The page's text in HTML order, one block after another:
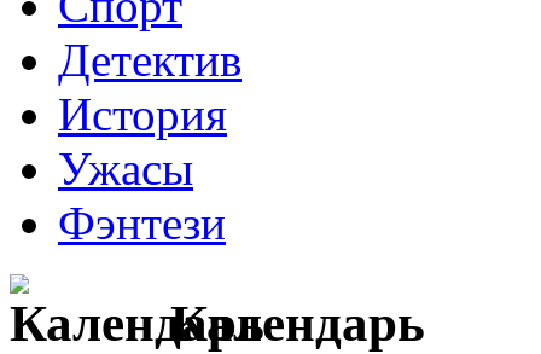
Детектив
История
Ужасы
Фэнтези
Календарь